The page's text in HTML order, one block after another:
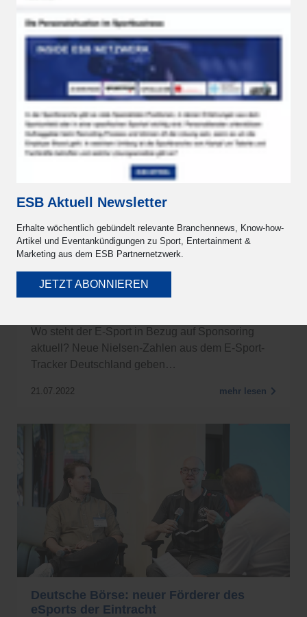
ESB Aktuell Newsletter
Erhalte wöchentlich gebündelt relevante Branchennews, Know-how-
Artikel und Eventankündigungen zu Sport, Entertainment &
Marketing aus dem ESB Partnernetzwerk.
JETZT ABONNIEREN
Bei einer Wachstumsrate von ca. 10% jährlich soll
die weltweite Anhängerschaft für den eSport im
Jahr 2023 bereits…
21.07.2022 mehr lesen
Wo steht der E-Sport in Bezug auf Sponsoring
aktuell? Neue Nielsen-Zahlen aus dem E-Sport-
Tracker Deutschland geben…
21.07.2022 mehr lesen
Deutsche Börse: neuer Förderer des
eSports der Eintracht